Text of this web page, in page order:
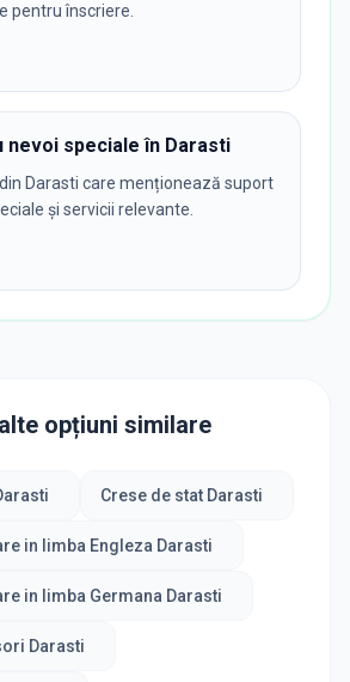
pentru înscriere.
nevoi speciale în Darasti
Darasti care menționează suport
și servicii relevante.
opțiuni similare
Crese de stat Darasti
in limba Engleza Darasti
in limba Germana Darasti
Darasti